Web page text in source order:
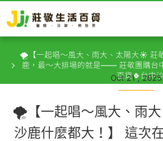
🌪️【一起唱～風大、雨大、太陽大☀️ 莊
鹿，最～大排場的就是—— 莊敬團購台
百貨🍀台中
Oct 21 , 2025
🌪️【一起唱～風大、雨
沙鹿什麼都大！】 這次